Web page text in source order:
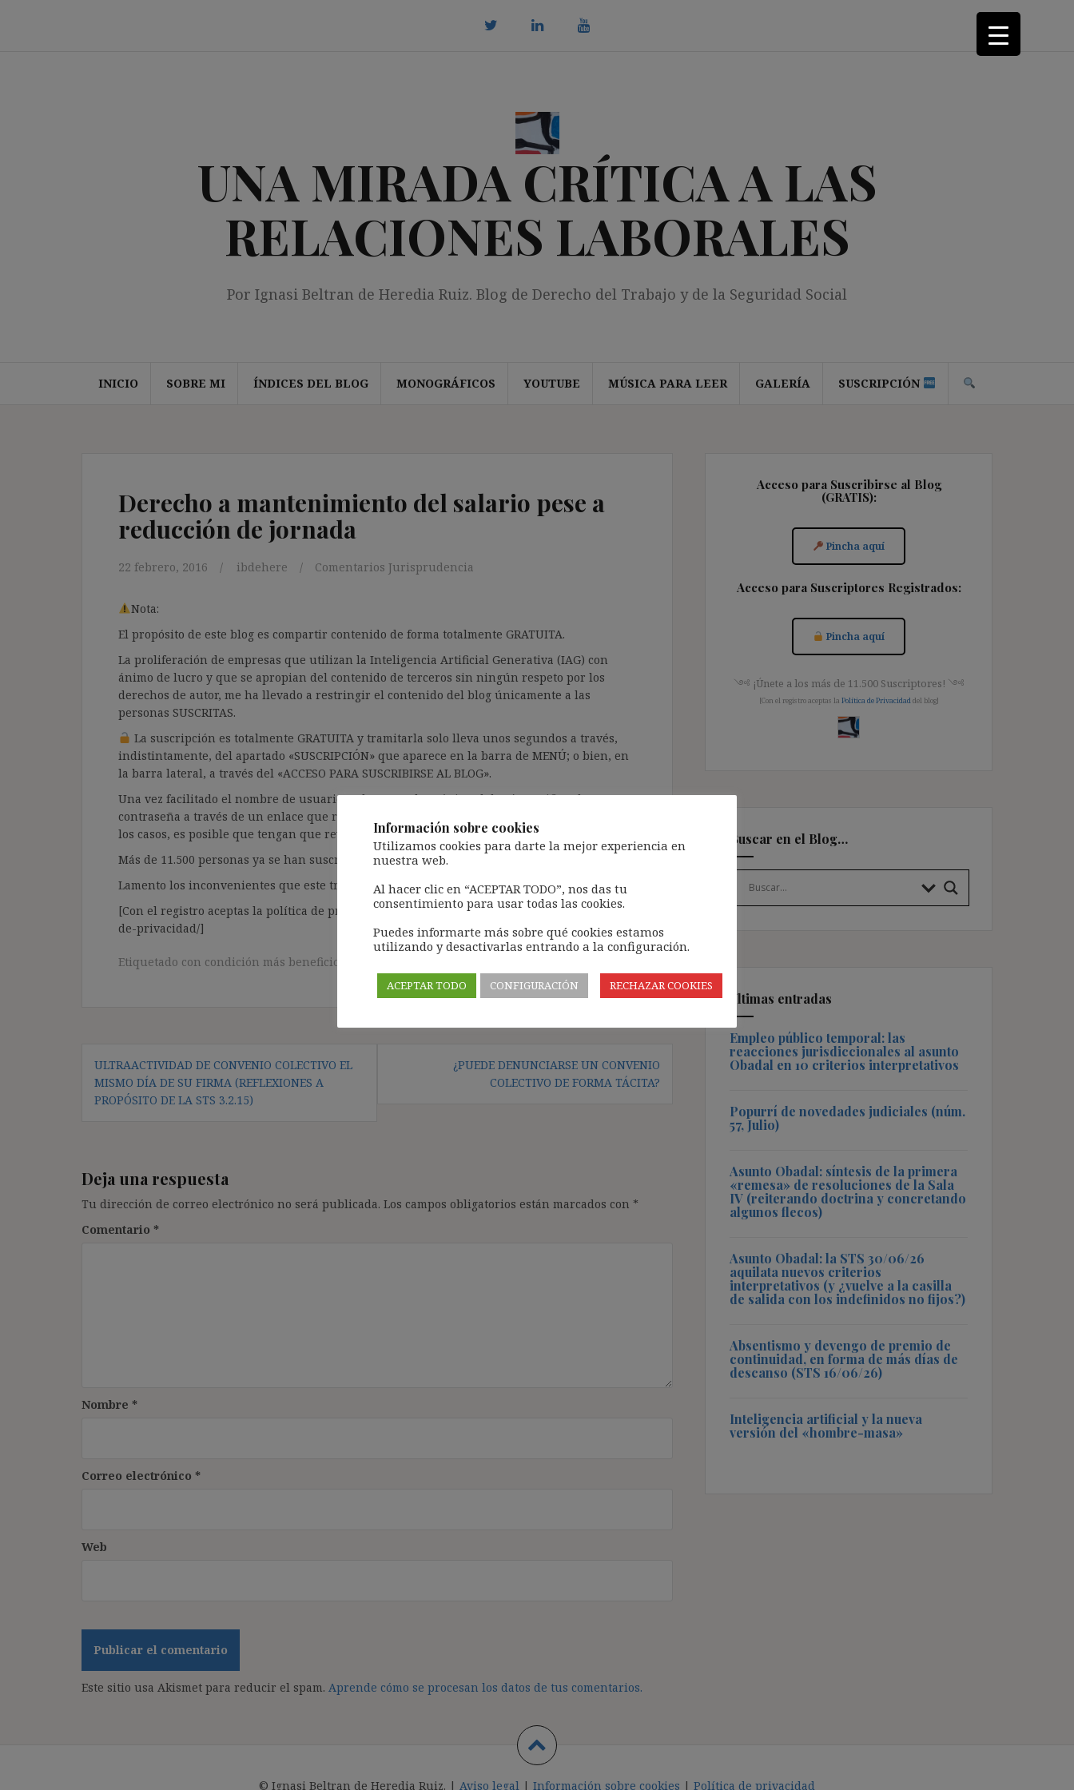
UNA MIRADA CRÍTICA A LAS
RELACIONES LABORALES
Por Ignasi Beltran de Heredia Ruiz. Blog de Derecho del Trabajo y de la Seguridad Social
INICIO SOBRE MI ÍNDICES DEL BLOG MONOGRÁFICOS YOUTUBE MÚSICA PARA LEER GALERÍA SUSCRIPCIÓN
Derecho a mantenimiento del salario pese a
reducción de jornada
22 febrero, 2016 ibdehere Comentarios Jurisprudencia
Nota:
El propósito de este blog es compartir contenido de forma totalmente GRATUITA.
La proliferación de empresas que utilizan la Inteligencia Artificial Generativa (IAG) con
ánimo de lucro y que se apropian del contenido de terceros sin ningún respeto por los
derechos de autor, me ha llevado a restringir el contenido del blog únicamente a las
personas SUSCRITAS.
La suscripción es totalmente GRATUITA y tramitarla solo lleva unos segundos a través,
indistintamente, del apartado «SUSCRIPCIÓN» que aparece en la barra de MENÚ; o bien, en
la barra lateral, a través del «ACCESO PARA SUSCRIBIRSE AL BLOG».
Una vez facilitado el nombre de usuario y el correo electrónico, deberán verificar la
contraseña a través de un enlace que recibirán en el correo electrónico registrado (según
los casos, es posible que tengan que revisar la bandeja de «Spam»).
Más de 11.500 personas ya se han suscrito.
Lamento los inconvenientes que este trámite pueda causar.
[Con el registro aceptas la política de privacidad del blog: https://ignasibeltran.com/politica-
de-privacidad/]
Etiquetado con condición más beneficiosa
de
entradas
ULTRAACTIVIDAD DE CONVENIO COLECTIVO EL
MISMO DÍA DE SU FIRMA (REFLEXIONES A
PROPÓSITO DE LA STS 3.2.15)
¿PUEDE DENUNCIARSE UN CONVENIO
COLECTIVO DE FORMA TÁCITA?
Deja una respuesta
Tu dirección de correo electrónico no será publicada. Los campos obligatorios están marcados con *
Comentario *
Nombre *
Correo electrónico *
Web
Este sitio usa Akismet para reducir el spam. Aprende cómo se procesan los datos de tus comentarios.
Acceso para Suscribirse al Blog
(GRATIS):
Pincha aquí
Acceso para Suscriptores Registrados:
Pincha aquí
༺ ¡Únete a los más de 11.500 Suscriptores! ༺
[Con el registro aceptas la Política de Privacidad del blog]
Buscar en el Blog…
Últimas entradas
Empleo público temporal: las
reacciones jurisdiccionales al asunto
Obadal en 10 criterios interpretativos
Popurrí de novedades judiciales (núm.
57, Julio)
Asunto Obadal: síntesis de la primera
«remesa» de resoluciones de la Sala
IV (reiterando doctrina y concretando
algunos flecos)
Asunto Obadal: la STS 30/06/26
aquilata nuevos criterios
interpretativos (y ¿vuelve a la casilla
de salida con los indefinidos no fijos?)
Absentismo y devengo de premio de
continuidad, en forma de más días de
descanso (STS 16/06/26)
Inteligencia artificial y la nueva
versión del «hombre-masa»
© Ignasi Beltran de Heredia Ruiz. | Aviso legal | Información sobre cookies | Política de privacidad
Información sobre cookies
Utilizamos cookies para darte la mejor experiencia en
nuestra web.
Al hacer clic en “ACEPTAR TODO”, nos das tu
consentimiento para usar todas las cookies.
Puedes informarte más sobre qué cookies estamos
utilizando y desactivarlas entrando a la configuración.
ACEPTAR TODO CONFIGURACIÓN RECHAZAR COOKIES